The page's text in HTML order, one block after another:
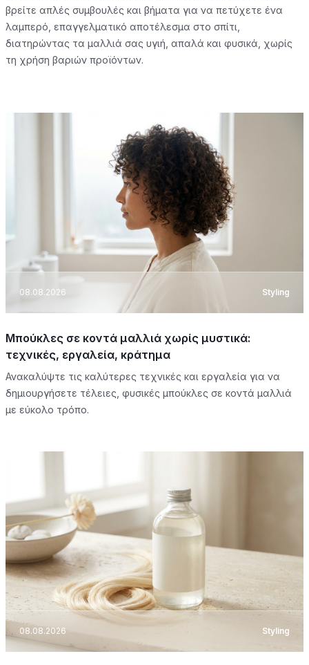
βρείτε απλές συμβουλές και βήματα για να πετύχετε ένα
λαμπερό, επαγγελματικό αποτέλεσμα στο σπίτι,
διατηρώντας τα μαλλιά σας υγιή, απαλά και φυσικά, χωρίς
τη χρήση βαριών προϊόντων.
08.08.2026 Styling
Μπούκλες σε κοντά μαλλιά χωρίς μυστικά:
τεχνικές, εργαλεία, κράτημα
Ανακαλύψτε τις καλύτερες τεχνικές και εργαλεία για να
δημιουργήσετε τέλειες, φυσικές μπούκλες σε κοντά μαλλιά
με εύκολο τρόπο.
08.08.2026 Styling